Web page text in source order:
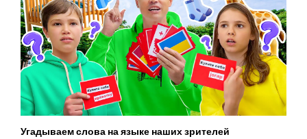
Угадываем слова на языке наших зрителей